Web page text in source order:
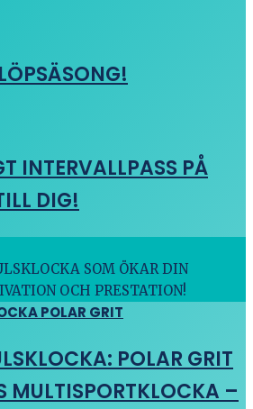
INTERVALLPASS PÅ
DIG!
SOM ÖKAR DIN
OCH PRESTATION!
POLAR GRIT
MULTISPORTKLOCKA –